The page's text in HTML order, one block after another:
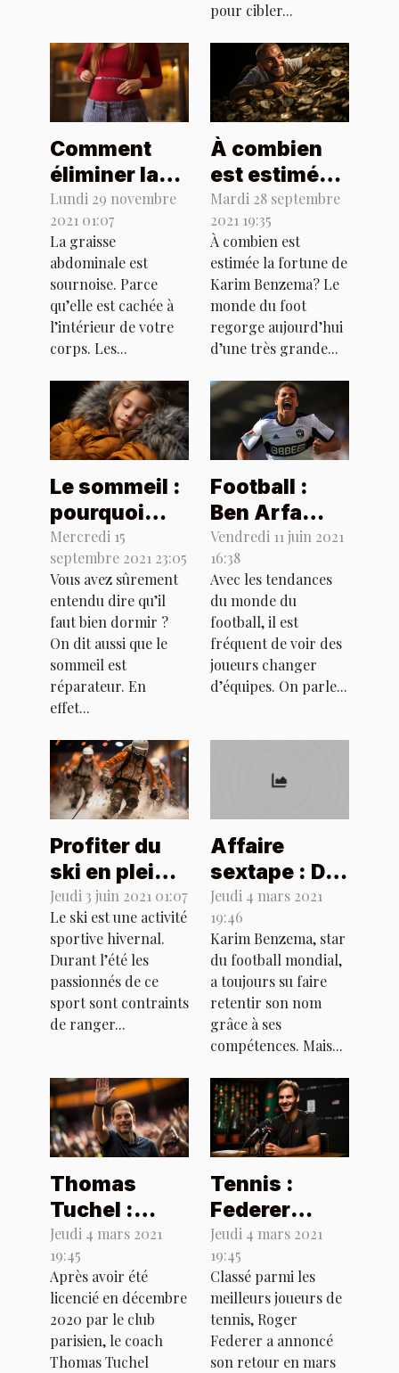
pour cibler...
Comment
éliminer la
graisse
abdominale
?
Lundi 29 novembre
2021 01:07
La graisse
abdominale est
sournoise. Parce
qu’elle est cachée à
l’intérieur de votre
corps. Les...
À combien
est estimée
la fortune de
Karim
Benzema?
Mardi 28 septembre
2021 19:35
À combien est
estimée la fortune de
Karim Benzema? Le
monde du foot
regorge aujourd’hui
d’une très grande...
Le sommeil :
pourquoi
est-il si
important
pour
l’humain ?
Mercredi 15
septembre 2021 23:05
Vous avez sûrement
entendu dire qu’il
faut bien dormir ?
On dit aussi que le
sommeil est
réparateur. En
effet...
Football :
Ben Arfa
convoité par
Lille
Vendredi 11 juin 2021
16:38
Avec les tendances
du monde du
football, il est
fréquent de voir des
joueurs changer
d’équipes. On parle...
Profiter du
ski en pleine
été grâce au
ski indoor
Jeudi 3 juin 2021 01:07
Le ski est une activité
sportive hivernal.
Durant l’été les
passionnés de ce
sport sont contraints
de ranger...
Affaire
sextape : De
quoi Karim
Benzema
est-il
vraiment
accusé ?
Jeudi 4 mars 2021
19:46
Karim Benzema, star
du football mondial,
a toujours su faire
retentir son nom
grâce à ses
compétences. Mais...
Thomas
Tuchel :
Chelsea
ouvre ses
portes au
coach
allemand
Jeudi 4 mars 2021
19:45
Après avoir été
licencié en décembre
2020 par le club
parisien, le coach
Thomas Tuchel
Tennis :
Federer
revient dans
le tournoi de
Doha après 1
an d’absence
Jeudi 4 mars 2021
19:45
Classé parmi les
meilleurs joueurs de
tennis, Roger
Federer a annoncé
son retour en mars